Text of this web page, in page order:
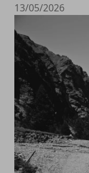
13/05/2026